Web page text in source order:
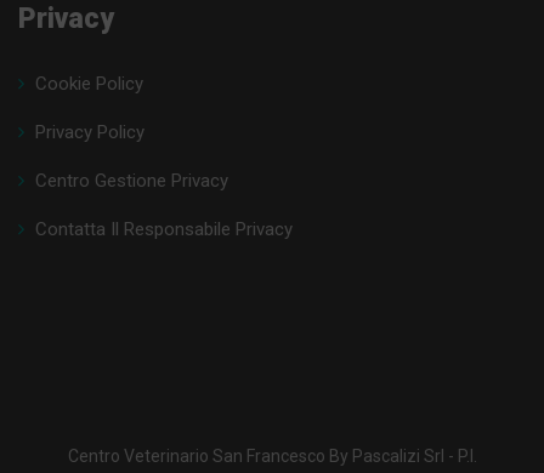
Privacy
Cookie Policy
Privacy Policy
Centro Gestione Privacy
Contatta Il Responsabile Privacy
Centro Veterinario San Francesco By Pascalizi Srl - P.I.